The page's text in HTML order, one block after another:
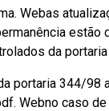
Webas
estão
da
portaria 344/98
Webno caso